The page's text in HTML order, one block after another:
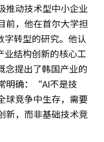
推动技术型中小企业
前，他在首尔大学担
字转型的研究。他认
业结构创新的核心工
提出了韩国产业的
明确：“AI不是技
球竞争中生存，需要
新，而非基础技术竞